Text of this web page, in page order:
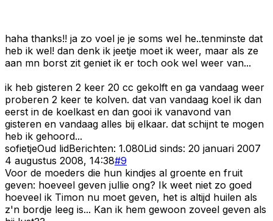
haha thanks!! ja zo voel je je soms wel he..tenminste dat
heb ik wel! dan denk ik jeetje moet ik weer, maar als ze
aan mn borst zit geniet ik er toch ook wel weer van...
ik heb gisteren 2 keer 20 cc gekolft en ga vandaag weer
proberen 2 keer te kolven. dat van vandaag koel ik dan
eerst in de koelkast en dan gooi ik vanavond van
gisteren en vandaag alles bij elkaar. dat schijnt te mogen
heb ik gehoord...
sofietjeOud lidBerichten: 1.080Lid sinds: 20 januari 2007
4 augustus 2008, 14:38#9
Voor de moeders die hun kindjes al groente en fruit
geven: hoeveel geven jullie ong? Ik weet niet zo goed
hoeveel ik Timon nu moet geven, het is altijd huilen als
z'n bordje leeg is... Kan ik hem gewoon zoveel geven als